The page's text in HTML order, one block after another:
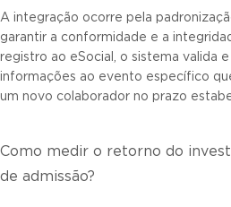
A integração ocorre pela
garantir a conformidade e a
registro ao eSocial, o sistema valida
informações ao evento específico
um novo colaborador no prazo
Como medir o retorno do
de admissão?